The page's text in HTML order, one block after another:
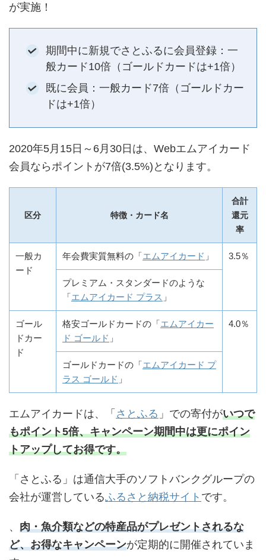
が実施！
期間中に新規でさとふるに会員登録：一
般カード10倍（ゴールドカードは+1倍）
既に会員：一般カード7倍（ゴールドカー
ドは+1倍）
2020年5月15日～6月30日は、Webエムアイカード
会員ならポイントが7倍(3.5%)となります。
区分 特徴・カード名
合計
還元
率
一般カ
ード
年会費実質無料の「エムアイカード 」 3.5％
プレミアム・スタンダードのような
「エムアイカード プラス 」
ゴール
ドカー
ド
格安ゴールドカードの「エムアイカー
ド ゴールド 」
4.0％
ゴールドカードの「エムアイカード プ
ラス ゴールド 」
エムアイカードは、「 さとふる 」での寄付がいつで
もポイント5倍、キャンペーン期間中は更にポイン
トアップしてお得です。
「さとふる」は通信大手のソフトバンクグループの
会社が運営しているふるさと納税サイト です。
、 肉・魚介類などの特産品がプレゼントされるな
ど、お得なキャンペーンが定期的に開催されていま